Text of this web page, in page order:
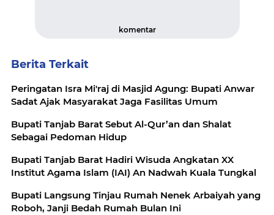
komentar
Berita Terkait
Peringatan Isra Mi'raj di Masjid Agung: Bupati Anwar
Sadat Ajak Masyarakat Jaga Fasilitas Umum
Bupati Tanjab Barat Sebut Al-Qur’an dan Shalat
Sebagai Pedoman Hidup
Bupati Tanjab Barat Hadiri Wisuda Angkatan XX
Institut Agama Islam (IAI) An Nadwah Kuala Tungkal
Bupati Langsung Tinjau Rumah Nenek Arbaiyah yang
Roboh, Janji Bedah Rumah Bulan Ini